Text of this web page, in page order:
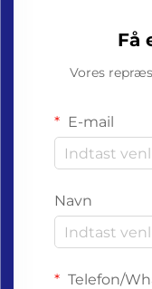
Få
Vores
E-mail
Navn
Telefon/